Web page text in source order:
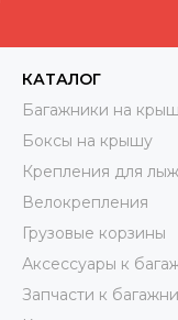
КАТАЛОГ
Багажники на
Боксы на крышу
Крепления для лыж
Велокрепления
Грузовые корзины
Аксессуары к
Запчасти к